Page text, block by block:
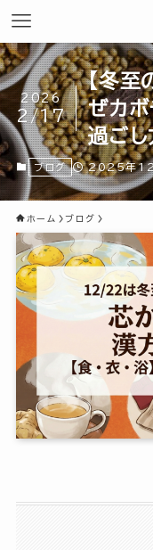
【冬至
ぜカボ
過ごし
2026
2/17
ブログ 2025年
ホーム ブログ